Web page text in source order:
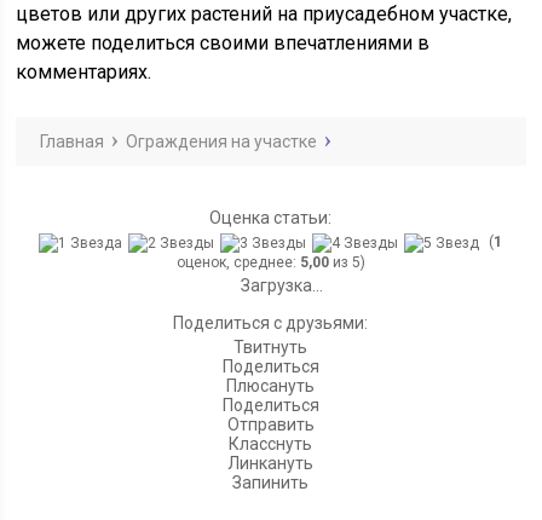
цветов или других растений на приусадебном участке,
можете поделиться своими впечатлениями в
комментариях.
Главная Ограждения на участке
Оценка статьи:
(1
оценок, среднее: 5,00из 5)
Загрузка...
Поделиться с друзьями:
Твитнуть
Поделиться
Плюсануть
Поделиться
Отправить
Класснуть
Линкануть
Запинить